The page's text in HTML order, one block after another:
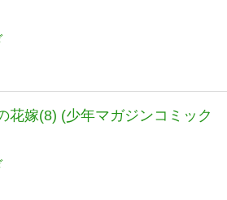
花嫁(8) (少年マガジンコミック